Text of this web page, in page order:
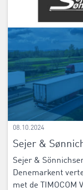
08.10.2024
Sejer &
Sejer &
Denemarkent
met de TIMOCOM